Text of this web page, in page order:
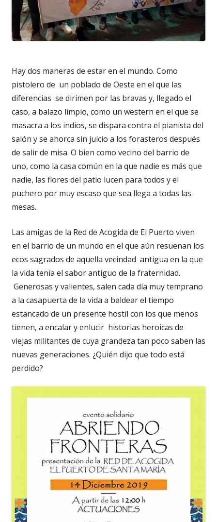
Hay dos maneras de estar en el mundo. Como
pistolero de un poblado de Oeste en el que las
diferencias se dirimen por las bravas y, llegado el
caso, a balazo limpio, como un western en el que se
masacra a los indios, se dispara contra el pianista del
salón y se ahorca sin juicio a los forasteros después
de salir de misa. O bien como vecino del barrio de
uno, como la casa común en la que nadie es más que
nadie, las flores del patio lucen para todos y el
puchero por muy escaso que sea llega a todas las
mesas.
Las amigas de la Red de Acogida de El Puerto viven
en el barrio de un mundo en el que aún resuenan los
ecos sagrados de aquella vecindad antigua en la que
la vida tenía el sabor antiguo de la fraternidad.
Generosas y valientes, salen cada día muy temprano
a la casapuerta de la vida a baldear el tiempo
estancado de un presente hostil con los que menos
tienen, a encalar y enlucir historias heroicas de
viejas militantes de cuya grandeza tan poco saben las
nuevas generaciones. ¿Quién dijo que todo está
perdido?